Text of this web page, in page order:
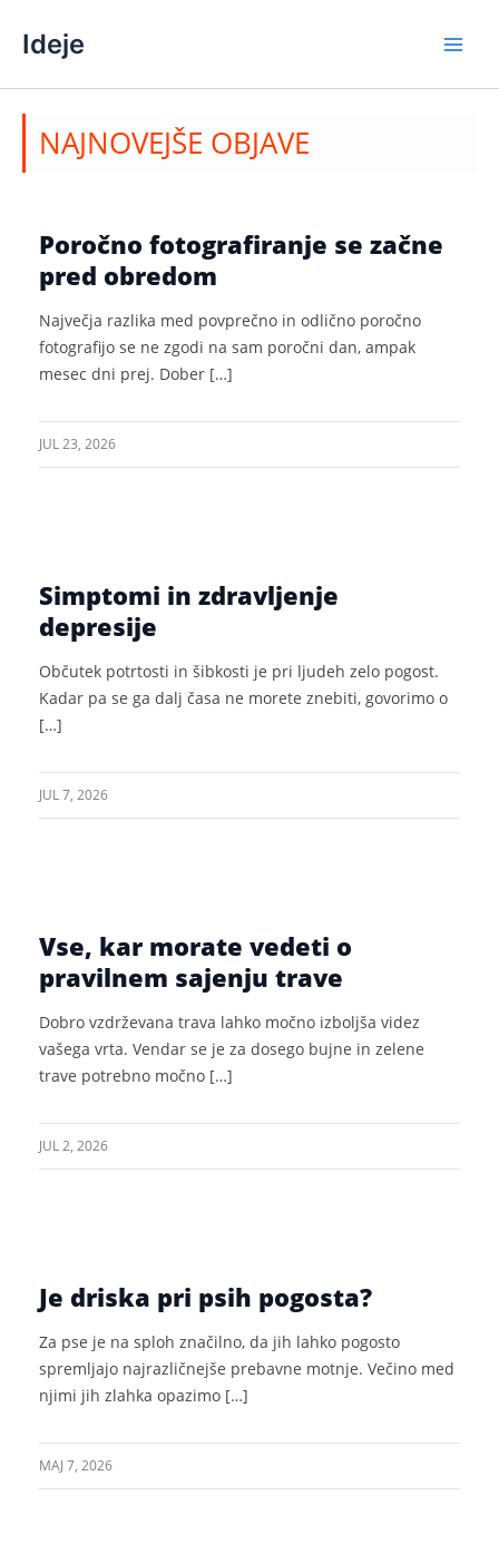
Ideje
NAJNOVEJŠE OBJAVE
Poročno fotografiranje se začne
pred obredom
Največja razlika med povprečno in odlično poročno
fotografijo se ne zgodi na sam poročni dan, ampak
mesec dni prej. Dober […]
JUL 23, 2026
Simptomi in zdravljenje
depresije
Občutek potrtosti in šibkosti je pri ljudeh zelo pogost.
Kadar pa se ga dalj časa ne morete znebiti, govorimo o
[…]
JUL 7, 2026
Vse, kar morate vedeti o
pravilnem sajenju trave
Dobro vzdrževana trava lahko močno izboljša videz
vašega vrta. Vendar se je za dosego bujne in zelene
trave potrebno močno […]
JUL 2, 2026
Je driska pri psih pogosta?
Za pse je na sploh značilno, da jih lahko pogosto
spremljajo najrazličnejše prebavne motnje. Večino med
njimi jih zlahka opazimo […]
MAJ 7, 2026